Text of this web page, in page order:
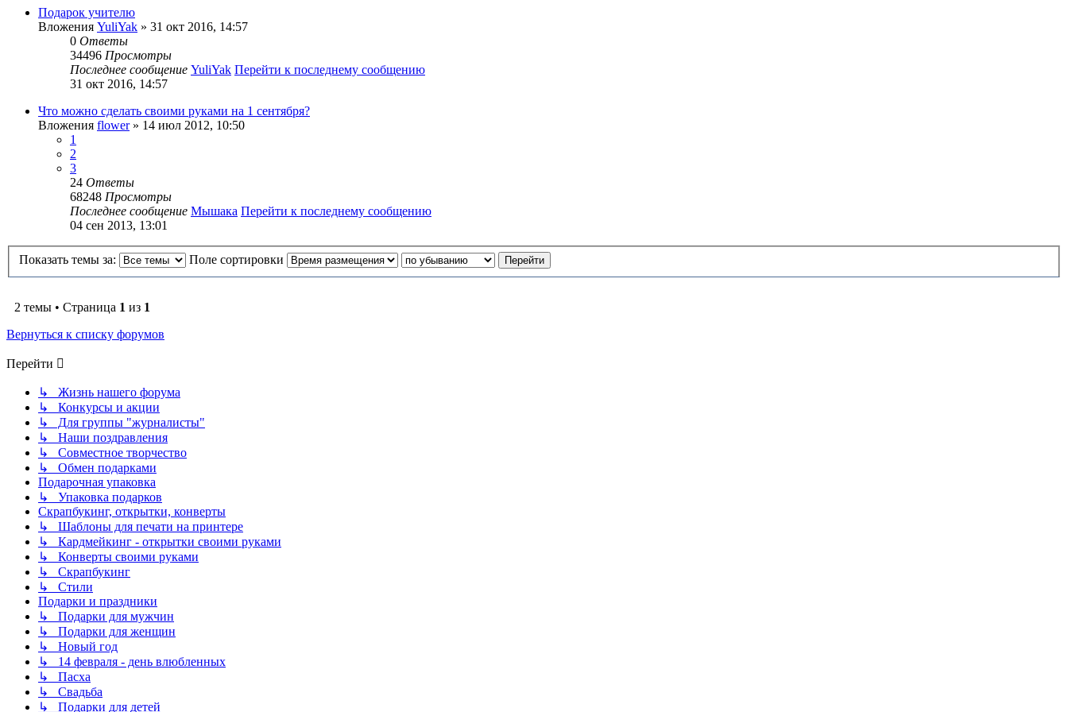
Подарок учителю
Вложения YuliYak » 31 окт 2016, 14:57
0 Ответы
34496 Просмотры
Последнее сообщение YuliYak Перейти к последнему сообщению
31 окт 2016, 14:57
Что можно сделать своими руками на 1 сентября?
Вложения flower» 14 июл 2012, 10:50
1
2
3
24 Ответы
68248 Просмотры
Последнее сообщение Мышака Перейти к последнему сообщению
04 сен 2013, 13:01
Показать темы за: Поле сортировки
2 темы • Страница 1 из 1
Вернуться к списку форумов
Перейти
↳ Жизнь нашего форума
↳ Конкурсы и акции
↳ Для группы "журналисты"
↳ Наши поздравления
↳ Совместное творчество
↳ Обмен подарками
Подарочная упаковка
↳ Упаковка подарков
Скрапбукинг, открытки, конверты
↳ Шаблоны для печати на принтере
↳ Кардмейкинг - открытки своими руками
↳ Конверты своими руками
↳ Скрапбукинг
↳ Стили
Подарки и праздники
↳ Подарки для мужчин
↳ Подарки для женщин
↳ Новый год
↳ 14 февраля - день влюбленных
↳ Пасха
↳ Свадьба
↳ Подарки для детей